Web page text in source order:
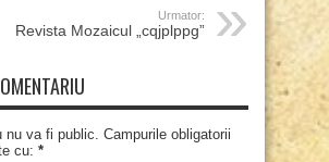
Urmator:
Revista Mozaicul „cqjplppg”
nu va fi public. Campurile obligatorii
cu: *